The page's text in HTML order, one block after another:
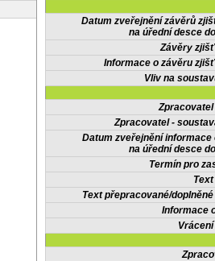
Datum zveřejnění závěrů
na úřední desce
Závěry
Informace o závěru
Vliv na
Zpracovatel -
Datum zveřejnění informace
na úřední desce
Termín pro
Text přepracované/
Informace